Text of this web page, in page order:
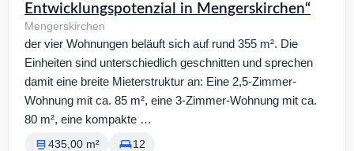
Entwicklungspotenzial in Mengerskirchen“
Mengerskirchen
der vier Wohnungen beläuft sich auf rund 355 m². Die
Einheiten sind unterschiedlich geschnitten und sprechen
damit eine breite Mieterstruktur an: Eine 2,5-Zimmer-
Wohnung mit ca. 85 m², eine 3-Zimmer-Wohnung mit ca.
80 m², eine kompakte …
435,00 m² 12